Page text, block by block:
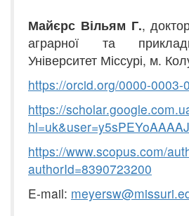
Майєрс Вільям Г.,
аграрної та
Університет Міссурі, м.
https://orcid.org/0000-0003-
https://
hl=uk&user=y5sPEYoAAAAJ
https://www.scopus.com/
authorId=8390723200
E-mail: